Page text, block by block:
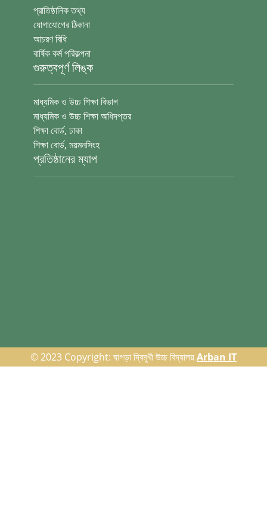
প্রাতিষ্ঠানিক তথ্য
যোগাযোগের ঠিকানা
আচরণ বিধি
বার্ষিক কর্ম পরিকল্পনা
গুরুত্বপূর্ণ লিঙ্ক
মাধ্যমিক ও উচ্চ শিক্ষা বিভাগ
মাধ্যমিক ও উচ্চ শিক্ষা অধিদপ্তর
শিক্ষা বোর্ড, ঢাকা
শিক্ষা বোর্ড, ময়মনসিংহ
প্রতিষ্ঠানের ম্যাপ
© 2023 Copyright: ঘাগড়া দ্বিমুখী উচ্চ বিদ্যালয়Arban IT